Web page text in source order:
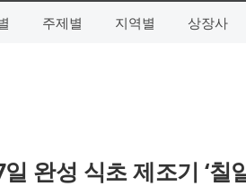
주제별 지역별 상장사
완성 식초 제조기 ‘